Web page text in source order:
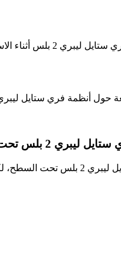
2 بلس أثناء الاستحمام
حول أنظمة فري ستايل
- هل سأواصل الحصول على تنبيهات السكر؟
على تنبيهات السكر؟ .